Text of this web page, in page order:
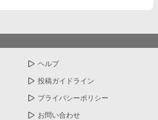
捨てた者たちを見返す逆転の物語。
ヘルプ
投稿ガイドライン
プライバシーポリシー
お問い合わせ